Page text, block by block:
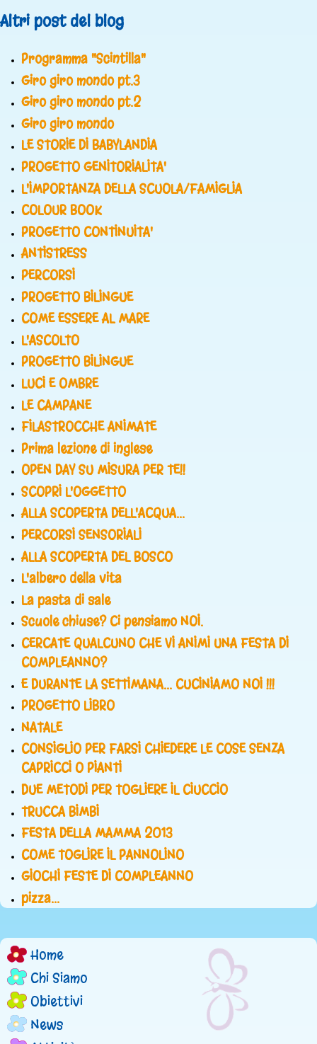
Altri post del blog
Programma "Scintilla"
Giro giro mondo pt.3
Giro giro mondo pt.2
Giro giro mondo
LE STORIE DI BABYLANDIA
PROGETTO GENITORIALITA'
L'IMPORTANZA DELLA SCUOLA/FAMIGLIA
COLOUR BOOK
PROGETTO CONTINUITA'
ANTISTRESS
PERCORSI
PROGETTO BILINGUE
COME ESSERE AL MARE
L'ASCOLTO
PROGETTO BILINGUE
LUCI E OMBRE
LE CAMPANE
FILASTROCCHE ANIMATE
Prima lezione di inglese
OPEN DAY SU MISURA PER TE!!
SCOPRI L'OGGETTO
ALLA SCOPERTA DELL'ACQUA...
PERCORSI SENSORIALI
ALLA SCOPERTA DEL BOSCO
L'albero della vita
La pasta di sale
Scuole chiuse? Ci pensiamo NOI.
CERCATE QUALCUNO CHE VI ANIMI UNA FESTA DI
COMPLEANNO?
E DURANTE LA SETTIMANA... CUCINIAMO NOI !!!
PROGETTO LIBRO
NATALE
CONSIGLIO PER FARSI CHIEDERE LE COSE SENZA
CAPRICCI O PIANTI
DUE METODI PER TOGLIERE IL CIUCCIO
TRUCCA BIMBI
FESTA DELLA MAMMA 2013
COME TOGLIRE IL PANNOLINO
GIOCHI FESTE DI COMPLEANNO
pizza...
M
e
n
Home
Chi Siamo
Obiettivi
News